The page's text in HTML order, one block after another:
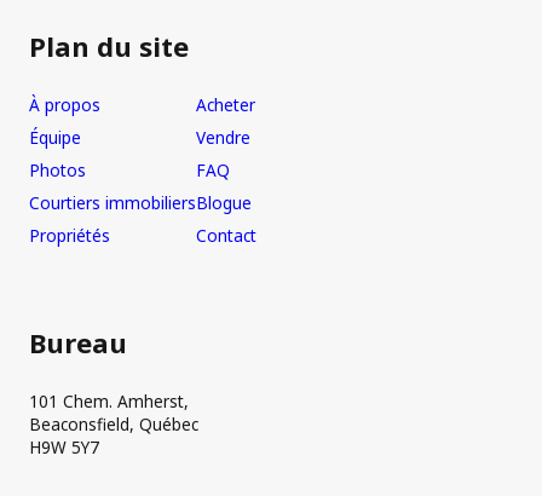
Plan du site
À propos
Équipe
Photos
Courtiers immobiliers
Propriétés
Acheter
Vendre
FAQ
Blogue
Contact
Bureau
101 Chem. Amherst,
Beaconsfield, Québec
H9W 5Y7